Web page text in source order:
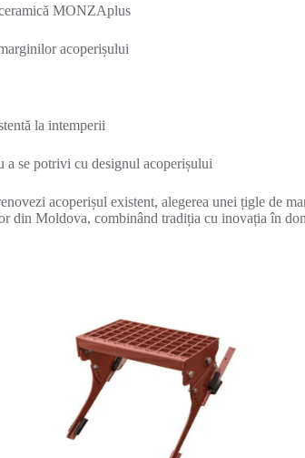
MONZAplus
acoperișului
la intemperii
se potrivi cu designul acoperișului
acoperișul existent, alegerea unei țigle de
din Moldova, combinând tradiția cu inovația în